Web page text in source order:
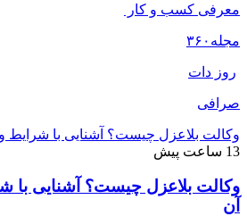
معرفی کسب و کار
مجله ۳۶۰
روز دات
صرافی
وکالت بلاعزل چیست؟ آشنایی با شرایط
13 ساعت پیش
وکالت بلاعزل چیست؟ آشنایی با
آن